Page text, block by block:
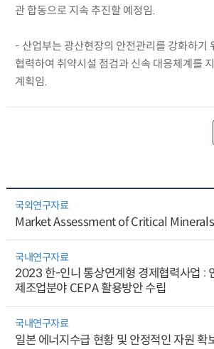
관 합동으로 지속 추진할 예정임.
- 산업부는 광산현장의 안전관리를 강화하기
협력하여 취약시설 점검과 신속 대응체계를
계획임.
국외연구자료
Market Assessment of Critical
국내연구자료
2023 한-인니 통상연계형 경제협력사업 :
제조업분야 CEPA 활용방안 수립
국내연구자료
일본 에너지수급 현황 및 안정적인 자원 확